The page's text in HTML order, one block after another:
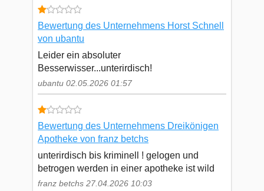
Bewertung des Unternehmens Horst Schnell
von ubantu
Leider ein absoluter
Besserwisser...unterirdisch!
ubantu 02.05.2026 01:57
Bewertung des Unternehmens Dreikönigen
Apotheke von franz betchs
unterirdisch bis kriminell ! gelogen und
betrogen werden in einer apotheke ist wild
franz betchs 27.04.2026 10:03